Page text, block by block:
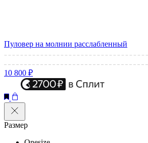
Пуловер на молнии расслабленный
10 800 ₽
Размер